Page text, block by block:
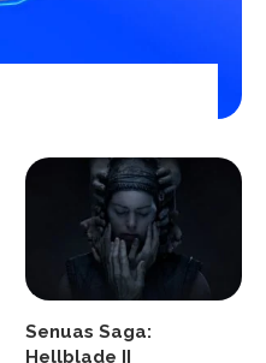
Senuas Saga:
Hellblade II